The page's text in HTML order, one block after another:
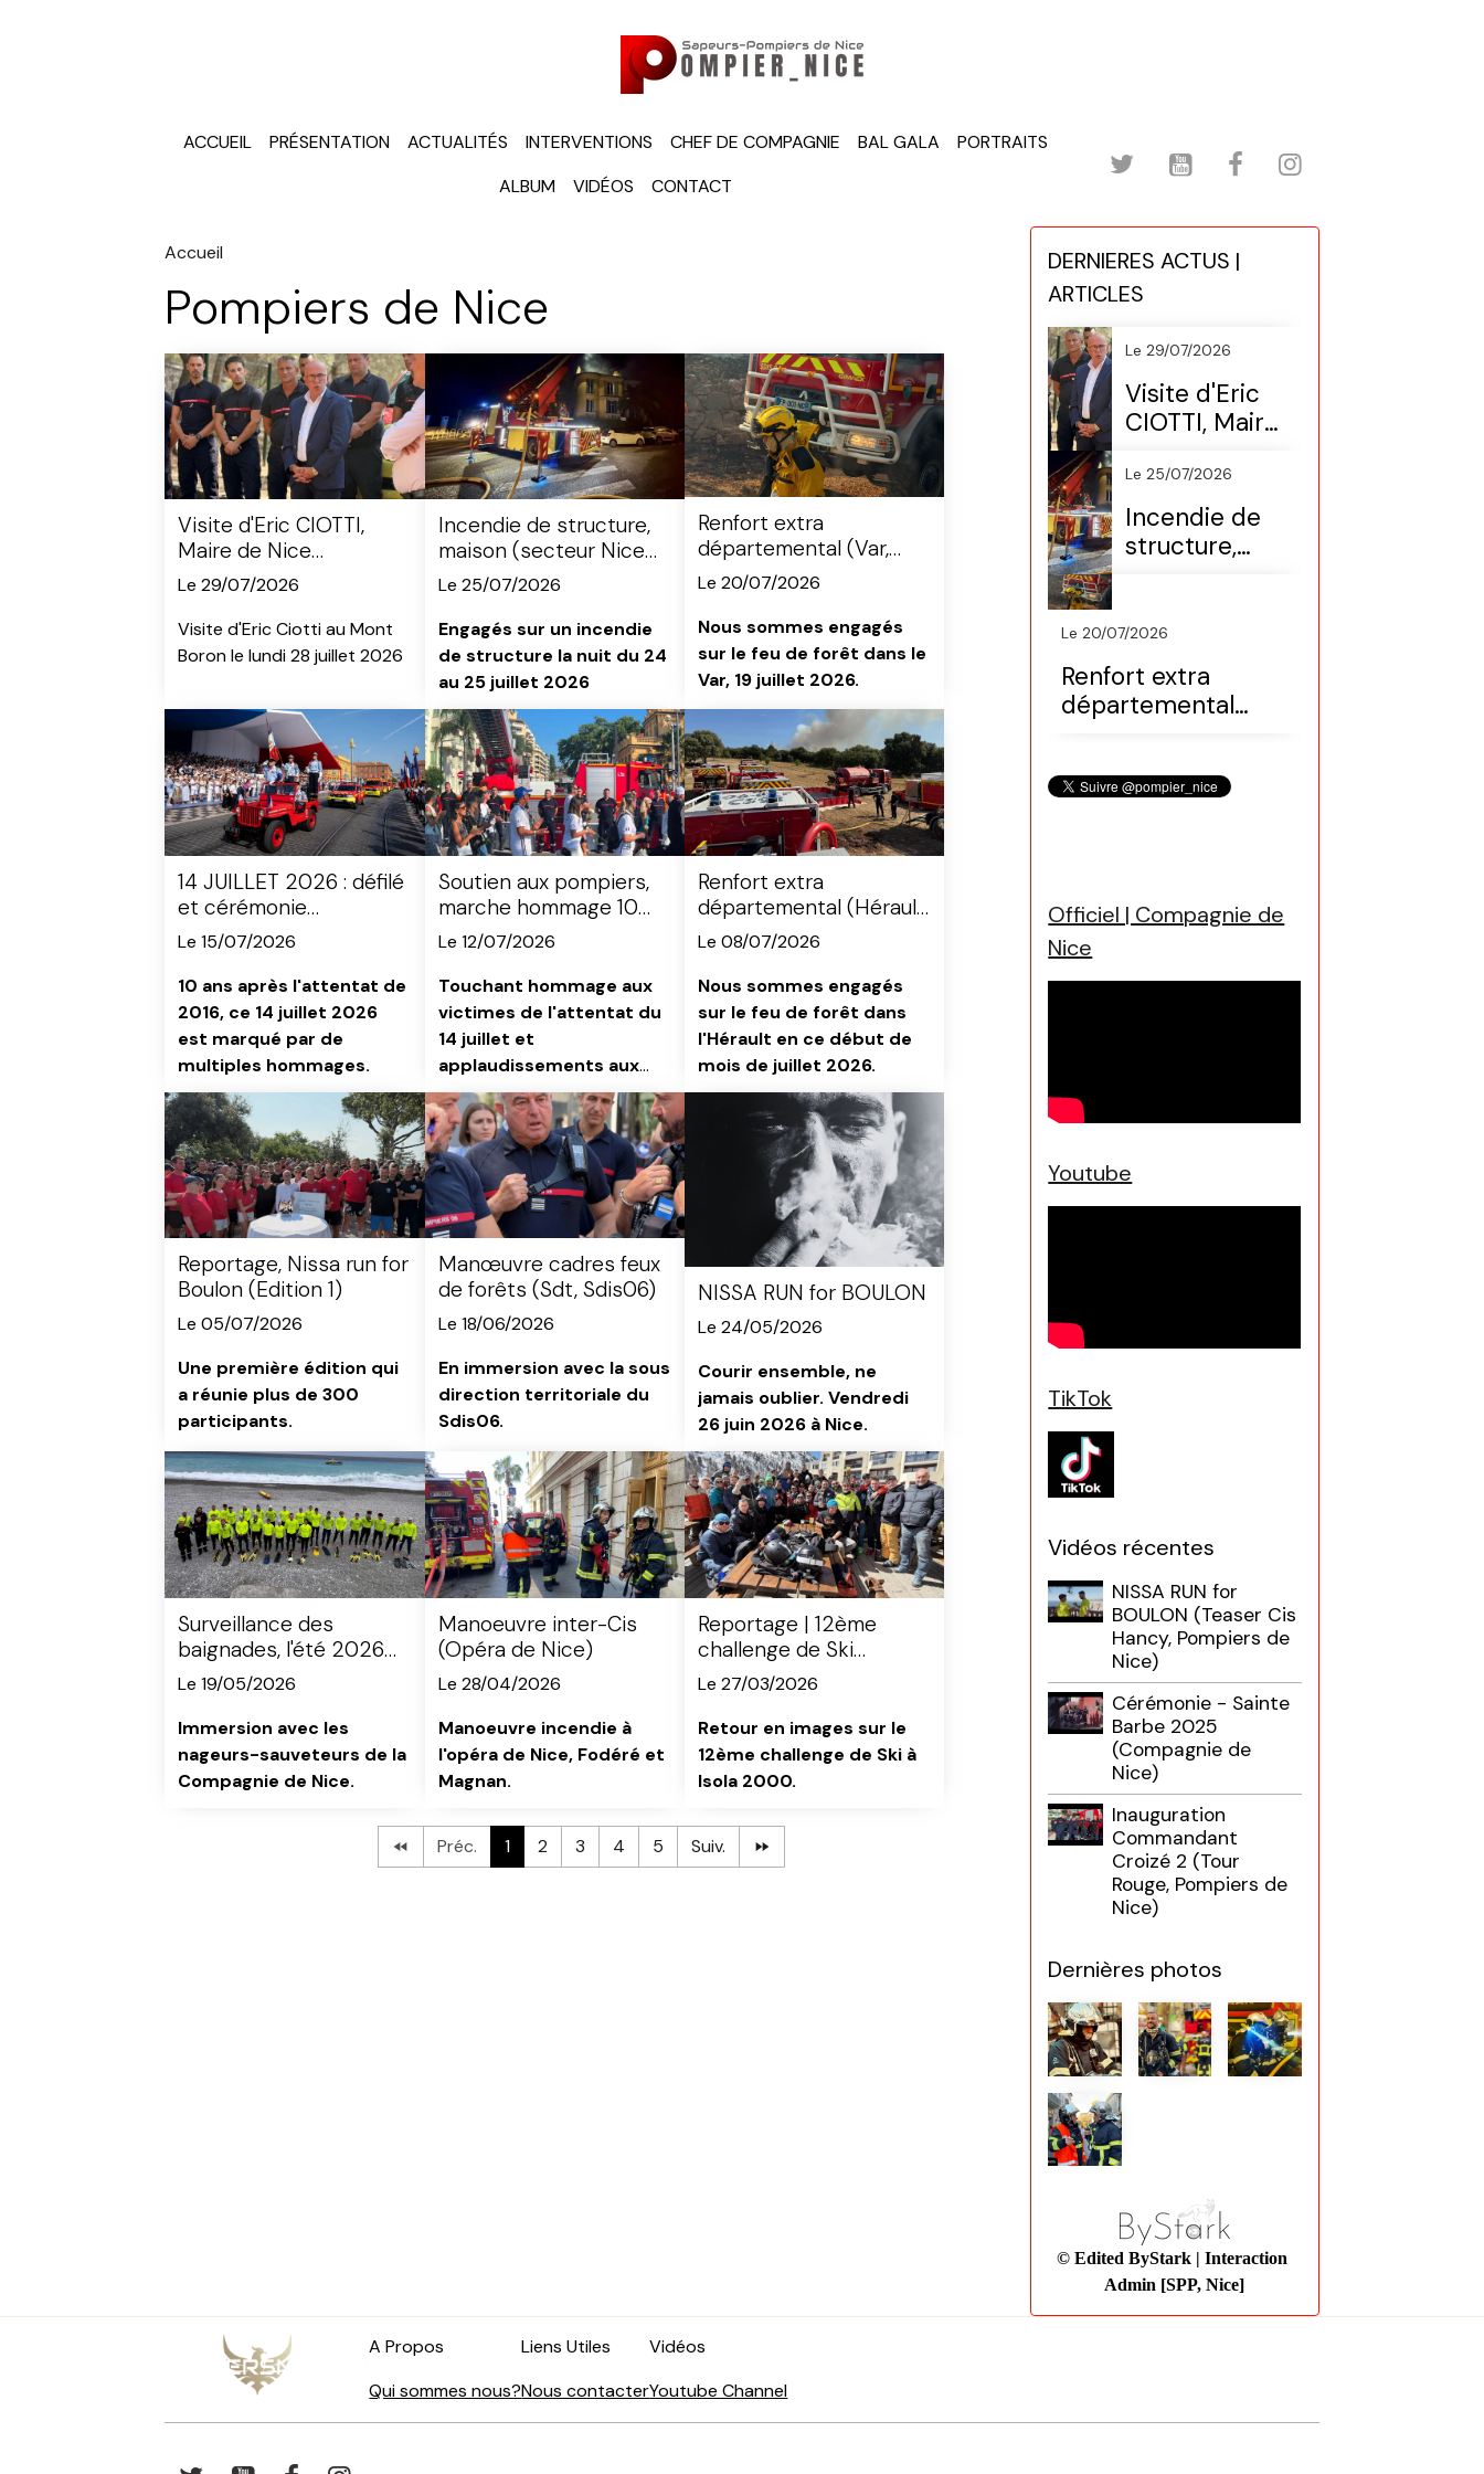
ACCUEIL PRÉSENTATION ACTUALITÉS INTERVENTIONS CHEF DE COMPAGNIE BAL GALA
PORTRAITS
ALBUM
VIDÉOS CONTACT
Accueil
Pompiers de Nice
Visite d'Eric CIOTTI,
Maire de Nice
(Préventive FDF)
Le 29/07/2026
Visite d'Eric Ciotti au Mont
Boron le lundi 28 juillet 2026
Incendie de structure,
maison (secteur Nice
nord)
Le 25/07/2026
Engagés sur un incendie
de structure la nuit du 24
au 25 juillet 2026
Renfort extra
départemental (Var,
colonne Sdis06)
Le 20/07/2026
Nous sommes engagés
sur le feu de forêt dans le
Var, 19 juillet 2026.
14 JUILLET 2026 : défilé
et cérémonie
d'hommage aux
victimes
Le 15/07/2026
10 ans après l'attentat de
2016, ce 14 juillet 2026
est marqué par de
multiples hommages.
Soutien aux pompiers,
marche hommage 10
ans (Victimes 14 juillet
2016)
Le 12/07/2026
Touchant hommage aux
victimes de l'attentat du
14 juillet et
applaudissements aux
sapeurs-pompiers.
Renfort extra
départemental (Hérault,
colonne Sdis06)
Le 08/07/2026
Nous sommes engagés
sur le feu de forêt dans
l'Hérault en ce début de
mois de juillet 2026.
Reportage, Nissa run for
Boulon (Edition 1)
Le 05/07/2026
Une première édition qui
a réunie plus de 300
participants.
Manœuvre cadres feux
de forêts (Sdt, Sdis06)
Le 18/06/2026
En immersion avec la sous
direction territoriale du
Sdis06.
NISSA RUN for BOULON
Le 24/05/2026
Courir ensemble, ne
jamais oublier. Vendredi
26 juin 2026 à Nice.
Surveillance des
baignades, l'été 2026
se prépare
Le 19/05/2026
Immersion avec les
nageurs-sauveteurs de la
Compagnie de Nice.
Manoeuvre inter-Cis
(Opéra de Nice)
Le 28/04/2026
Manoeuvre incendie à
l'opéra de Nice, Fodéré et
Magnan.
Reportage | 12ème
challenge de Ski
Sébastien Vaillant
Le 27/03/2026
Retour en images sur le
12ème challenge de Ski à
Isola 2000.
Préc. 1 2 3 4 5 Suiv.
DERNIERES ACTUS |
ARTICLES
Le 29/07/2026
Visite d'Eric
CIOTTI, Maire
(Préventive
FDF)
Le 25/07/2026
Incendie de
structure,
nord)
Le 20/07/2026
Renfort extra
départemental
Officiel | Compagnie de
Nice
Youtube
TikTok
Vidéos récentes
NISSA RUN for
BOULON (Teaser Cis
Hancy, Pompiers de
Nice)
Cérémonie - Sainte
Barbe 2025
(Compagnie de
Nice)
Inauguration
Commandant
Croizé 2 (Tour
Rouge, Pompiers de
Nice)
Dernières photos
© Edited ByStark | Interaction
Admin [SPP, Nice]
A Propos
Qui sommes nous?
Liens Utiles
Nous contacter
Vidéos
Youtube Channel